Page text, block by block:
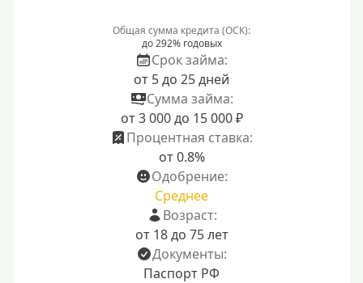
Общая сумма кредита (ОСК):
до 292% годовых
Срок займа:
от 5 до 25 дней
Сумма займа:
от 3 000 до 15 000 ₽
Процентная ставка:
от 0.8%
Одобрение:
Среднее
Возраст:
от 18 до 75 лет
Документы:
Паспорт РФ